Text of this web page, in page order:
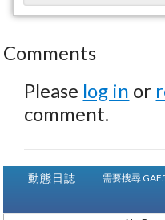
Comments
Please log in or
comment.
動態日誌 需要搜尋